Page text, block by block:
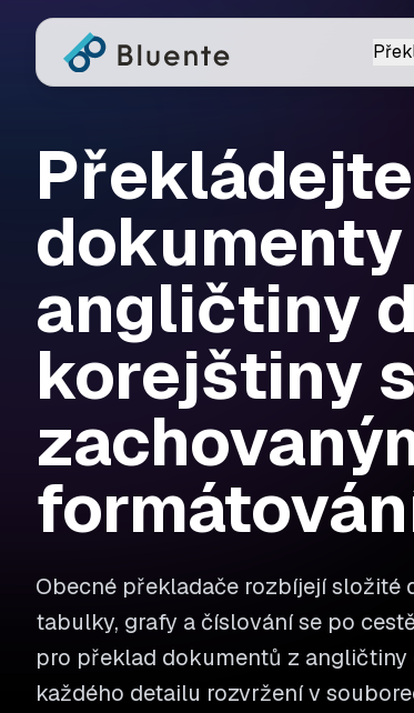
Překládejte
angličtiny
korejštiny
Obecné překladače rozbíjejí
tabulky, grafy a číslování se po
pro překlad dokumentů z
každého detailu rozvržení v